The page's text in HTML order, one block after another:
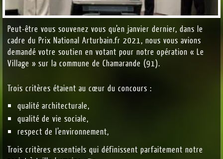
Peut-être vous souvenez vous qu’en janvier dernier, dans le
cadre du Prix National Arturbain.fr 2021, nous vous avions
demandé votre soutien en votant pour notre opération « Le
Village » sur la commune de Chamarande (91).
Trois critères étaient au cœur du concours :
qualité architecturale,
qualité de vie sociale,
respect de l’environnement,
Trois critères essentiels qui définissent parfaitement notre